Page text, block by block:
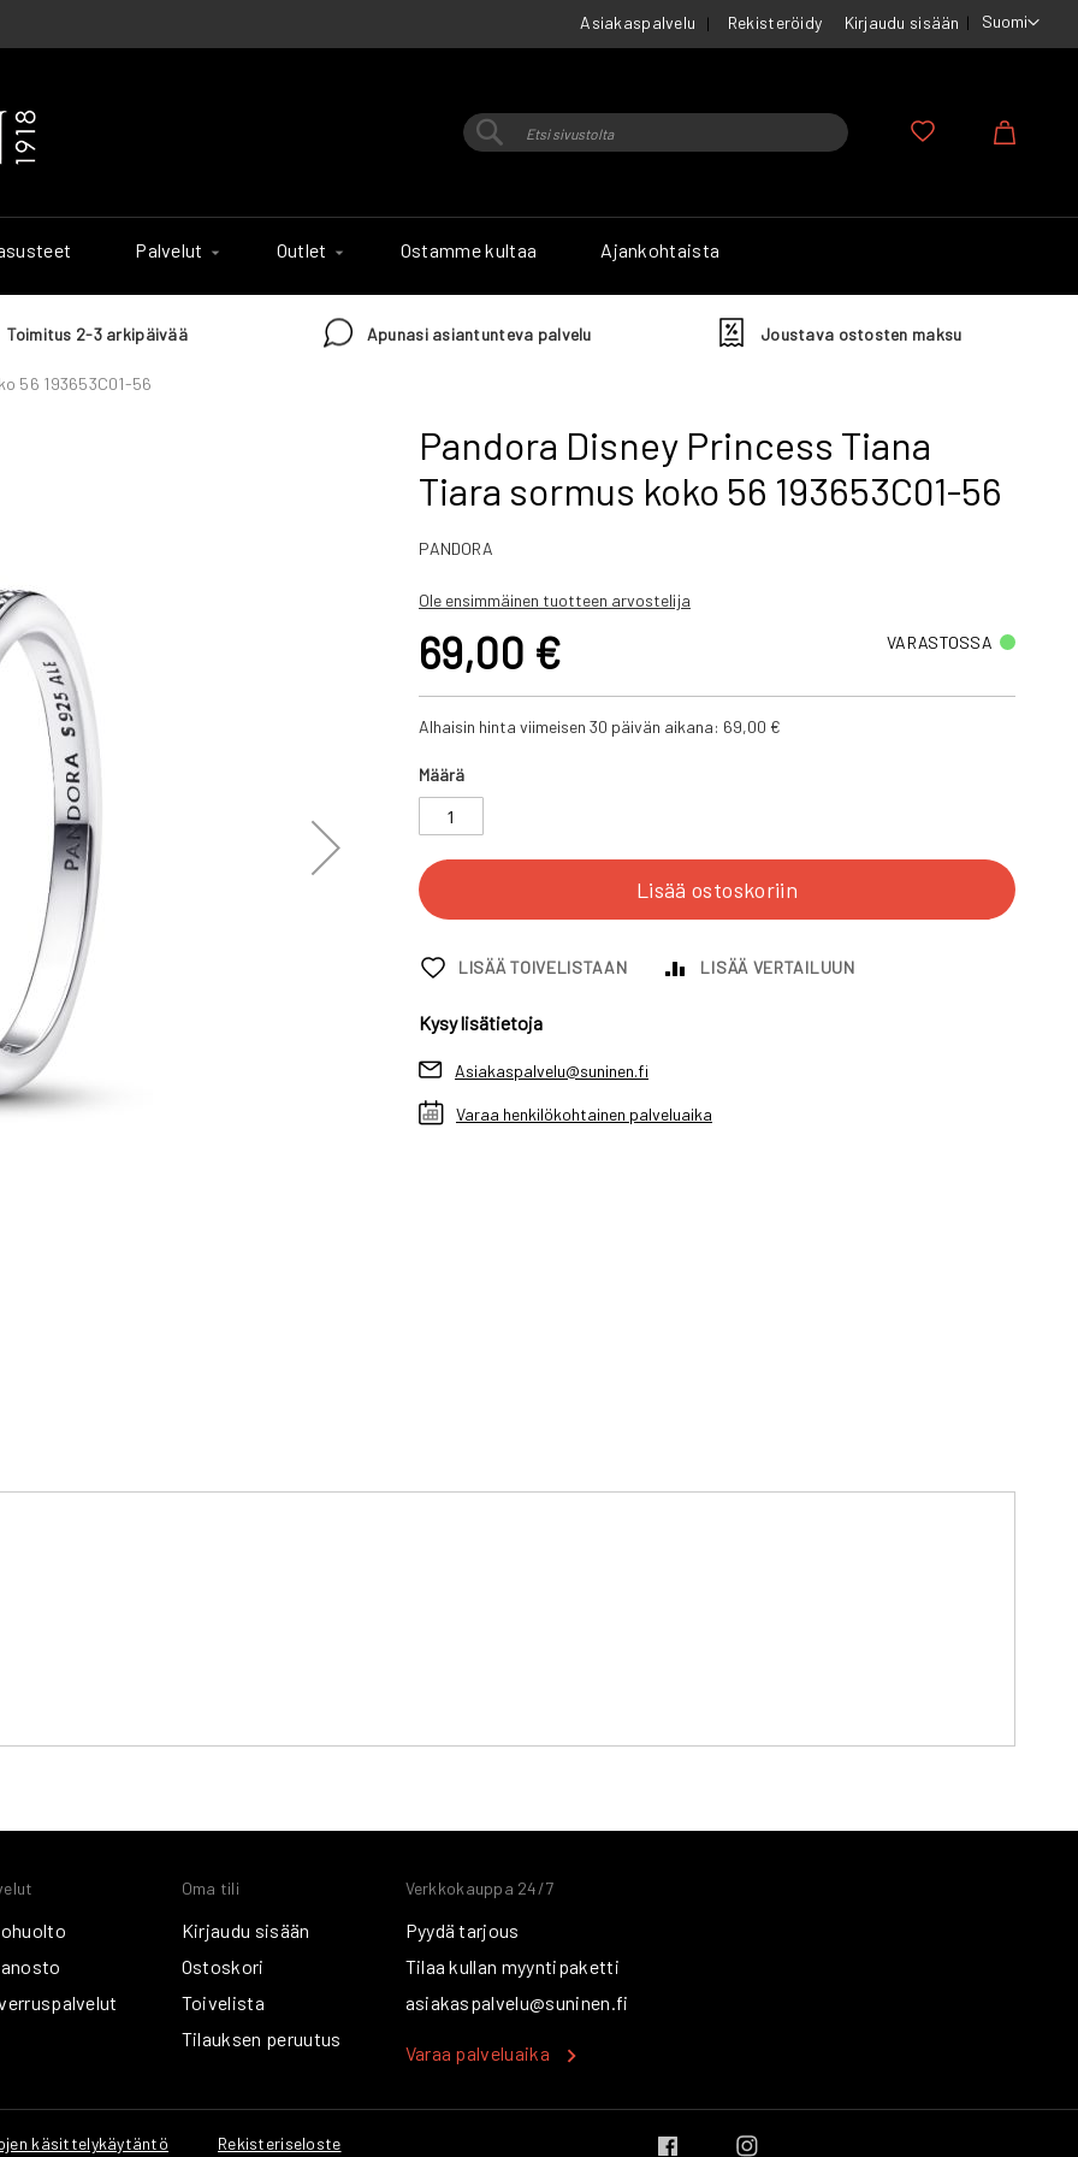
Asiakaspalvelu
Suomi
Rekisteröidy Kirjaudu sisään
Haku
Palvelut Outlet Ostamme kultaa Ajankohtaista
Toimitus 2-3 arkipäivää Apunasi asiantunteva palvelu Joustava ostosten maksu
56 193653C01-56
Pandora Disney Princess Tiana
Tiara sormus koko 56 193653C01-56
PANDORA
Ole ensimmäinen tuotteen arvostelija
69,00 € VARASTOSSA
Alhaisin hinta viimeisen 30 päivän aikana: 69,00 €
Määrä
Lisää ostoskoriin
LISÄÄ TOIVELISTAAN LISÄÄ VERTAILUUN
Kysy lisätietoja
Asiakaspalvelu@suninen.fi
Varaa henkilökohtainen palveluaika
Oma tili
Kirjaudu sisään
Ostoskori
Toivelista
Tilauksen peruutus
Verkkokauppa 24/7
Pyydä tarjous
Tilaa kullan myyntipaketti
asiakaspalvelu@suninen.fi
Varaa palveluaika
käsittelykäytäntö Rekisteriseloste